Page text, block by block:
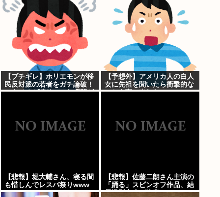
万円失うwww
【ブチギレ】ホリエモンが移
民反対派の若者をガチ論破！
スタジオが凍りついた瞬間が
【予想外】アメリカ人の白人
女に先祖を聞いたら衝撃的な
ことを言い出した
【悲報】堀大輔さん、寝る間
も惜しんでレスバ祭りwww
【悲報】佐藤二朗さん主演の
「踊る」スピンオフ作品、結
局撮影中止が決定www